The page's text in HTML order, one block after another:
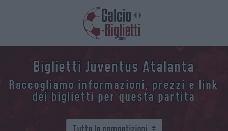
Biglietti Juventus Atalanta
Raccogliamo informazioni, prezzi e link
dei biglietti per questa partita